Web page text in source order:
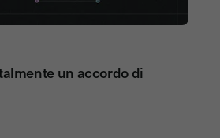
un accordo di